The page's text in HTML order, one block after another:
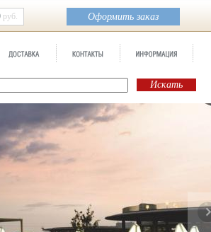
Оформить заказ
руб.